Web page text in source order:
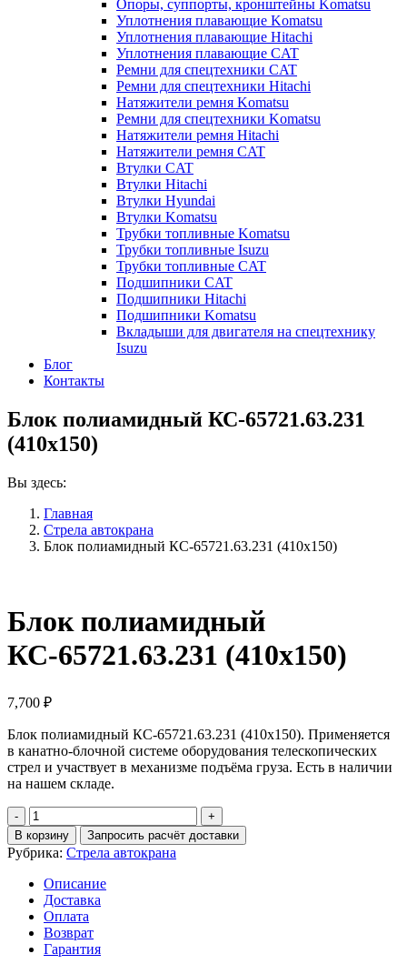
Опоры, суппорты, кронштейны Komatsu
Уплотнения плавающие Komatsu
Уплотнения плавающие Hitachi
Уплотнения плавающие CAT
Ремни для спецтехники CAT
Ремни для спецтехники Hitachi
Натяжители ремня Komatsu
Ремни для спецтехники Komatsu
Натяжители ремня Hitachi
Натяжители ремня CAT
Втулки CAT
Втулки Hitachi
Втулки Hyundai
Втулки Komatsu
Трубки топливные Komatsu
Трубки топливные Isuzu
Трубки топливные CAT
Подшипники CAT
Подшипники Hitachi
Подшипники Komatsu
Вкладыши для двигателя на спецтехнику
Isuzu
Блог
Контакты
Блок полиамидный КС-65721.63.231
(410х150)
Вы здесь:
Главная
Стрела автокрана
Блок полиамидный КС-65721.63.231 (410х150)
Блок полиамидный
КС-65721.63.231 (410х150)
7,700 ₽
Блок полиамидный КС-65721.63.231 (410х150). Применяется
в канатно-блочной системе оборудования телескопических
стрел и участвует в механизме подъёма груза. Есть в наличии
на нашем складе.
Количество
Блок
полиамидный
КС-65721.63.231
(410х150)
В корзину Запросить расчёт доставки
Рубрика: Стрела автокрана
Описание
Доставка
Оплата
Возврат
Гарантия